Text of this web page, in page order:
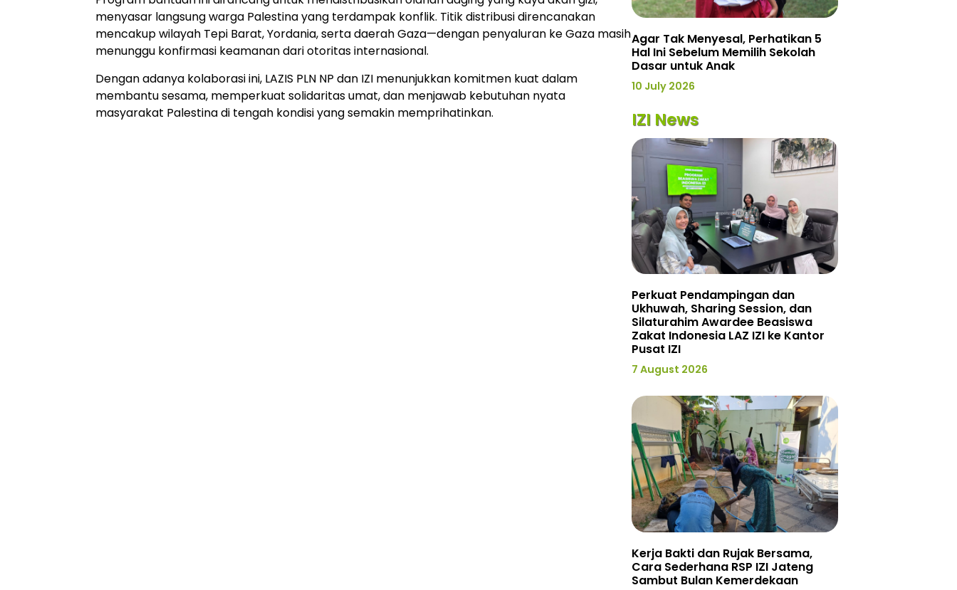
menyasar langsung warga Palestina yang terdampak konflik. Titik distribusi direncanakan
mencakup wilayah Tepi Barat, Yordania, serta daerah Gaza—dengan penyaluran ke Gaza masih
menunggu konfirmasi keamanan dari otoritas internasional.
Dengan adanya kolaborasi ini, LAZIS PLN NP dan IZI menunjukkan komitmen kuat dalam
membantu sesama, memperkuat solidaritas umat, dan menjawab kebutuhan nyata
masyarakat Palestina di tengah kondisi yang semakin memprihatinkan.
Agar Tak Menyesal, Perhatikan 5
Hal Ini Sebelum Memilih Sekolah
Dasar untuk Anak
10 July 2026
IZI News
Perkuat Pendampingan dan
Ukhuwah, Sharing Session, dan
Silaturahim Awardee Beasiswa
Zakat Indonesia LAZ IZI ke Kantor
Pusat IZI
7 August 2026
Kerja Bakti dan Rujak Bersama,
Cara Sederhana RSP IZI Jateng
Sambut Bulan Kemerdekaan